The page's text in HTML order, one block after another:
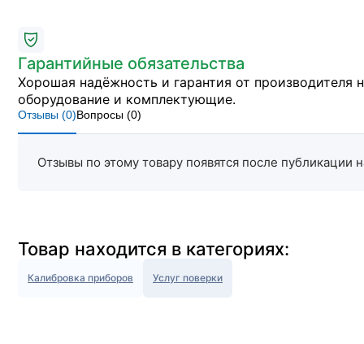
Гарантийные обязательства
Хорошая надёжность и гарантия от производителя
оборудование и комплектующие.
Отзывы (0)Вопросы (0)
Отзывы по этому товару появятся после публикации
Товар находится в категориях:
Калибровка приборов Услуг поверки